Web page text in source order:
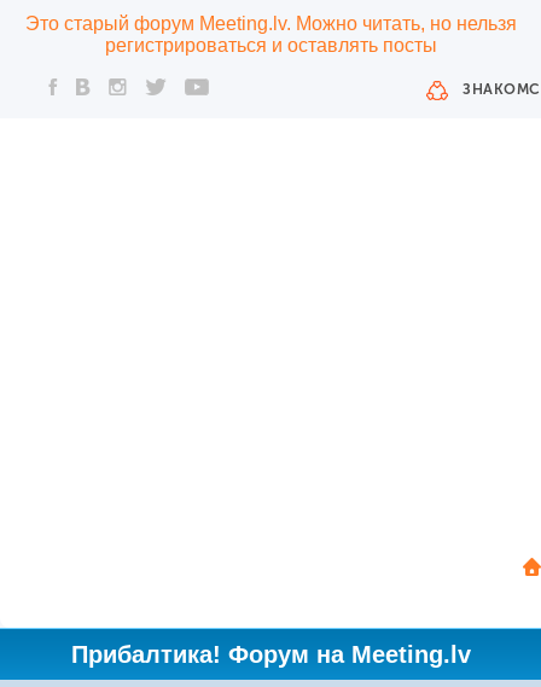
Это старый форум Meeting.lv. Можно читать, но нельзя
регистрироваться и оставлять посты
Прибалтика! Форум на Meeting.lv